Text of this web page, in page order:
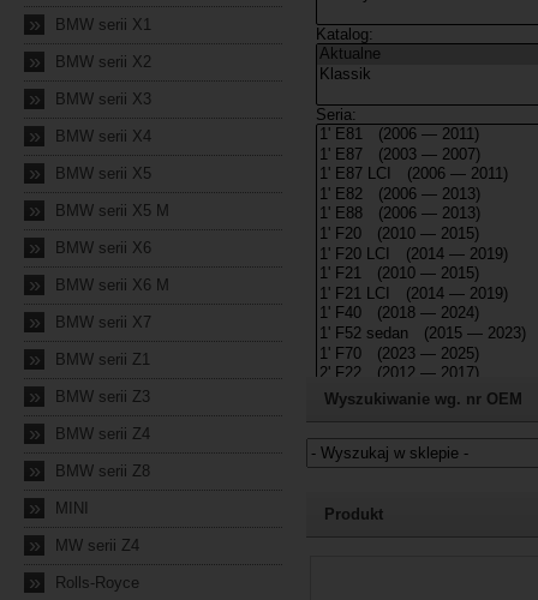
» BMW serii X1
» BMW serii X2
» BMW serii X3
» BMW serii X4
» BMW serii X5
» BMW serii X5 M
» BMW serii X6
» BMW serii X6 M
» BMW serii X7
» BMW serii Z1
» BMW serii Z3
» BMW serii Z4
» BMW serii Z8
» MINI
» MW serii Z4
» Rolls-Royce
Wyszukiwanie wg. nr OEM
Produkt